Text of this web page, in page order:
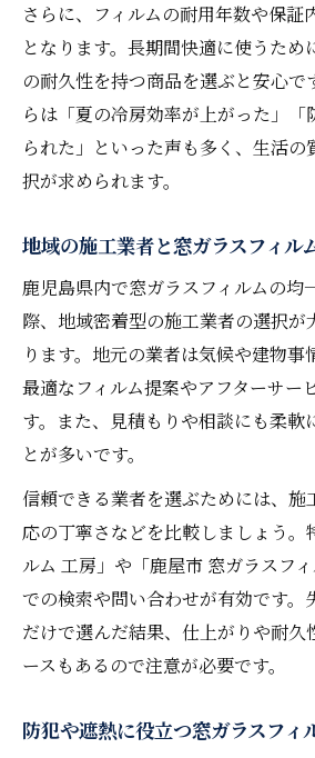
窓ガラスフィルムのまと
き点
均一買いの活用で失敗し
まとめ買いなら知っておきた
ムのコツ
る方法
分かりやすい窓ガラスフ
イド
まとめ買い時の窓ガラス
とは
フィルムの性能や耐用年
ント
複数枚購入でおすすめの
活用術
防犯も快適も叶う窓ガラスフ
防犯効果が高い窓ガラス
遮熱や断熱も叶える窓ガ
力
快適な生活空間を作る窓ガ
さらに、フィルムの耐用年数や保証
となります。長期間快適に使うため
の耐久性を持つ商品を選ぶと安心で
らは「夏の冷房効率が上がった」
られた」といった声も多く、生活
択が求められます。
地域の施工業者と窓ガラスフィル
鹿児島県内で窓ガラスフィルムの均
際、地域密着型の施工業者の選択が
ります。地元の業者は気候や建物事
最適なフィルム提案やアフターサー
す。また、見積もりや相談にも柔軟
とが多いです。
信頼できる業者を選ぶためには、施
応の丁寧さなどを比較しましょう。
ルム 工房」や「鹿屋市 窓ガラスフ
での検索や問い合わせが有効です。
だけで選んだ結果、仕上がりや耐久
ースもあるので注意が必要です。
防犯や遮熱に役立つ窓ガラスフィ